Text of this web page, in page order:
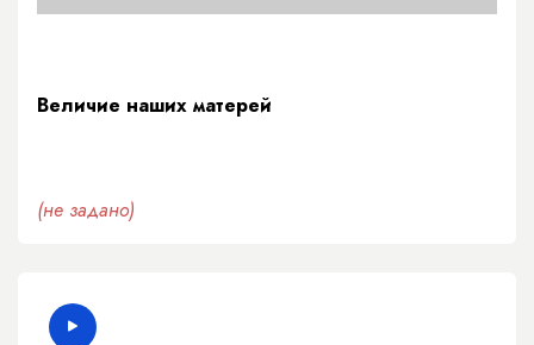
Величие наших матерей
(не задано)